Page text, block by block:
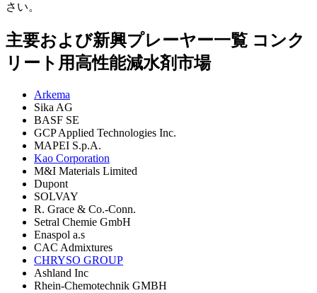
さい。
主要および新興プレーヤー一覧 コンク
リート用高性能減水剤市場
Arkema
Sika AG
BASF SE
GCP Applied Technologies Inc.
MAPEI S.p.A.
Kao Corporation
M&I Materials Limited
Dupont
SOLVAY
R. Grace & Co.-Conn.
Setral Chemie GmbH
Enaspol a.s
CAC Admixtures
CHRYSO GROUP
Ashland Inc
Rhein-Chemotechnik GMBH